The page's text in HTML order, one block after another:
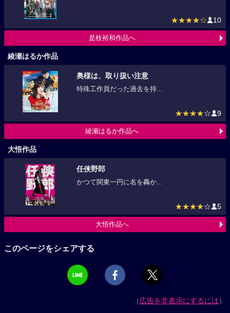
★★★★☆ 10
是枝裕和作品へ
綾瀬はるか作品
奥様は、取り扱い注意
特殊工作員だった過去を持...
★★★★☆ 9
綾瀬はるか作品へ
大悟作品
任侠野郎
かつて関東一円に名を轟か...
★★★★☆ 5
大悟作品へ
このページをシェアする
（広告を非表示にするには）